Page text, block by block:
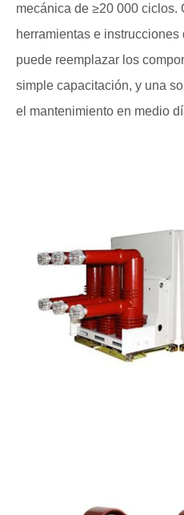
mecánica de ≥20 000 ciclos.
herramientas e instrucciones
puede reemplazar los
simple capacitación, y una
el mantenimiento en medio